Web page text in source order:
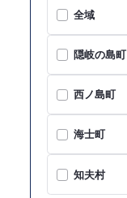
全域
隠岐の島町
西ノ島町
海士町
知夫村